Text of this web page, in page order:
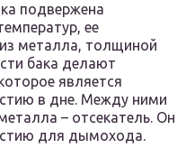
подвержена
ее
металла, толщиной
бака делают
является
в дне. Между ними
– отсекатель. Он
для дымохода.